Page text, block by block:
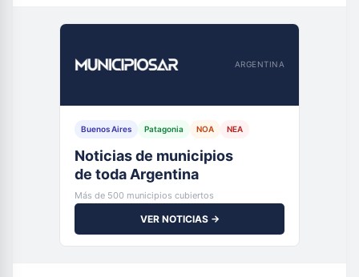
ARGENTINA
Buenos Aires Patagonia NOA NEA
Noticias de municipios
de toda Argentina
Más de 500 municipios cubiertos
VER NOTICIAS →